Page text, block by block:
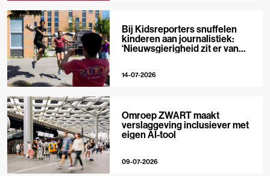
Bij Kidsreporters snuffelen
kinderen aan journalistiek:
‘Nieuwsgierigheid zit er van
14-07-2026
Omroep ZWART maakt
verslaggeving inclusiever met
eigen AI-tool
09-07-2026